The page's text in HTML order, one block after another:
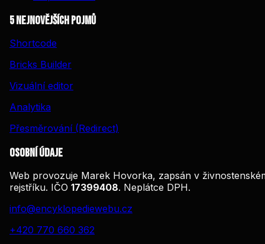
5 nejnovějších pojmů
Shortcode
Bricks Builder
Vizuální editor
Analytika
Přesměrování (Redirect)
Osobní údaje
Web provozuje Marek Hovorka, zapsán v
rejstříku. IČO 17399408. Neplátce DPH.
info@encyklopediewebu.cz
+420 770 660 362